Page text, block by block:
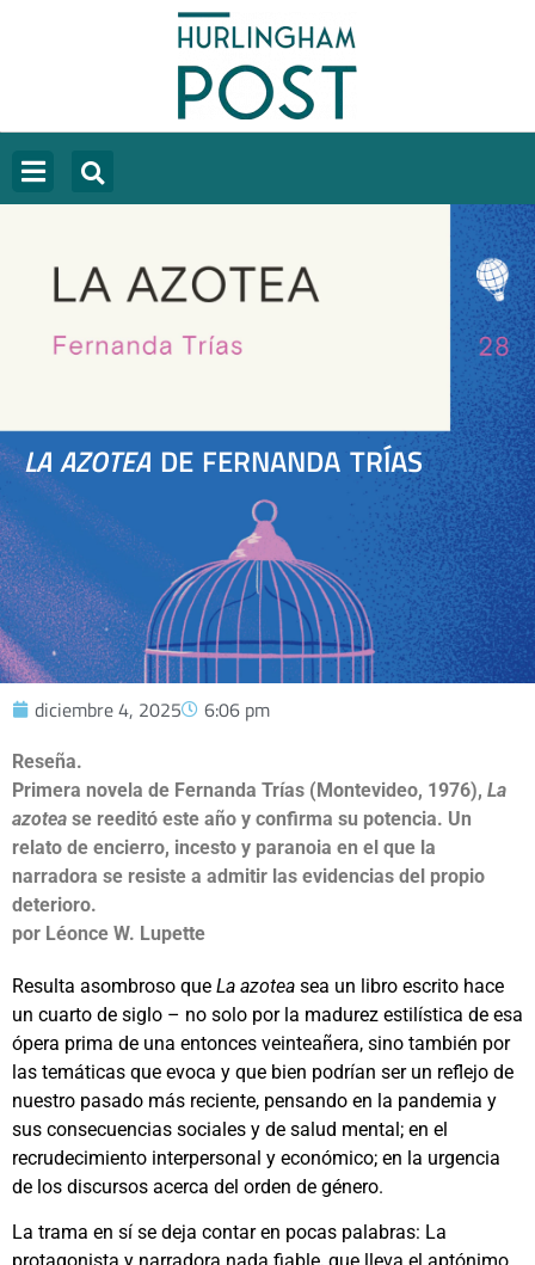
LA AZOTEA DE FERNANDA TRÍAS
diciembre 4, 2025 6:06 pm
Reseña.
Primera novela de Fernanda Trías (Montevideo, 1976), La
azotea se reeditó este año y confirma su potencia. Un
relato de encierro, incesto y paranoia en el que la
narradora se resiste a admitir las evidencias del propio
deterioro.
por Léonce W. Lupette
Resulta asombroso que La azotea sea un libro escrito hace
un cuarto de siglo – no solo por la madurez estilística de esa
ópera prima de una entonces veinteañera, sino también por
las temáticas que evoca y que bien podrían ser un reflejo de
nuestro pasado más reciente, pensando en la pandemia y
sus consecuencias sociales y de salud mental; en el
recrudecimiento interpersonal y económico; en la urgencia
de los discursos acerca del orden de género.
La trama en sí se deja contar en pocas palabras: La